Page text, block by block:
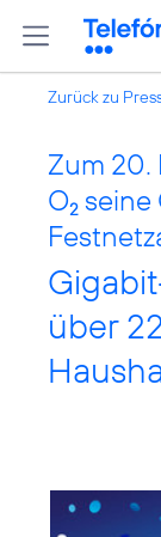
Zurück zu
Zum
O2 seine
über